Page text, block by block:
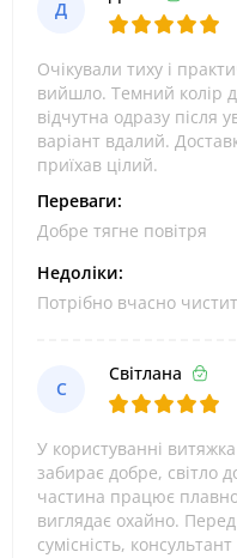
Д
Очікували тиху і
вийшло. Темний колір
відчутна одразу після
варіант вдалий.
приїхав цілий.
Переваги:
Добре тягне повітря
Недоліки:
Потрібно вчасно
С
Світлана
У користуванні
забирає добре, світло
частина працює
виглядає охайно.
сумісність,